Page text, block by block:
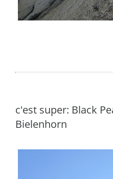
c'est super: Black
Bielenhorn